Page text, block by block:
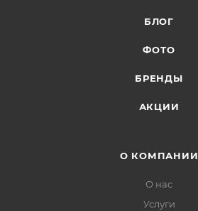
БЛОГ
ФОТО
БРЕНДЫ
АКЦИИ
О КОМПАНИИ
О нас
Услуги